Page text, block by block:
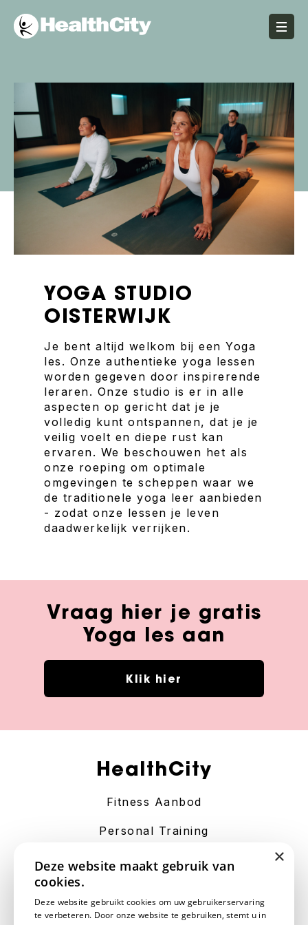
YOGA STUDIO
OISTERWIJK
Je bent altijd welkom bij een Yoga
les. Onze authentieke yoga lessen
worden gegeven door inspirerende
leraren. Onze studio is er in alle
aspecten op gericht dat je je
volledig kunt ontspannen, dat je je
veilig voelt en diepe rust kan
ervaren. We beschouwen het als
onze roeping om optimale
omgevingen te scheppen waar we
de traditionele yoga leer aanbieden
- zodat onze lessen je leven
daadwerkelijk verrijken.
Vraag hier je gratis
Yoga les aan
Klik hier
HealthCity
Fitness Aanbod
Personal Training
Contact
Algemene Voorwaarden
Disclaimer
×
Deze website maakt gebruik van
cookies.
Deze website gebruikt cookies om uw gebruikerservaring
te verbeteren. Door onze website te gebruiken, stemt u in